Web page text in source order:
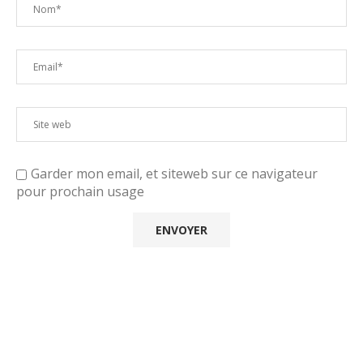
Garder mon email, et siteweb sur ce navigateur
pour prochain usage